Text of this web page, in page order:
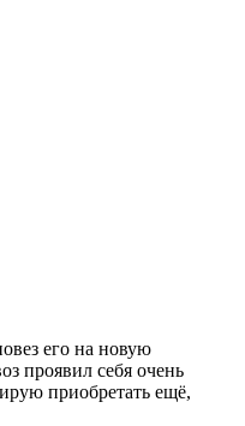
его на новую
проявил себя очень
приобретать ещё,